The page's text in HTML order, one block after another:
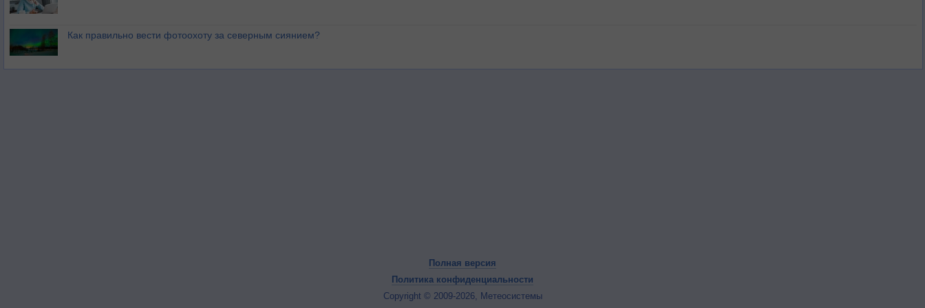
Как правильно вести фотоохоту за северным сиянием?
Полная версия
Политика конфиденциальности
Copyright © 2009-2026, Метеосистемы